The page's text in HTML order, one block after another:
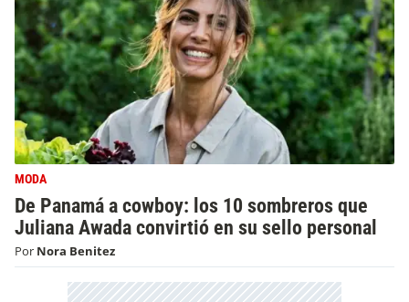
MODA
De Panamá a cowboy: los 10 sombreros que
Juliana Awada convirtió en su sello personal
Por Nora Benitez